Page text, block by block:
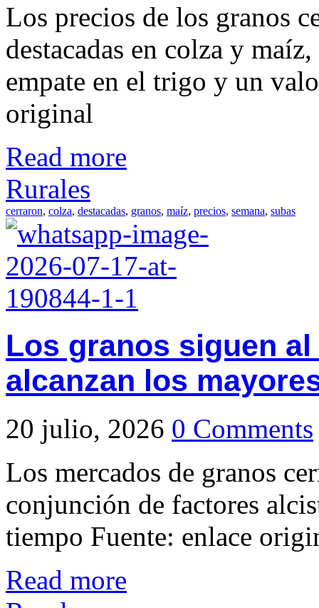
Los precios de los granos
destacadas en colza y
empate en el trigo y un
original
Read more
Rurales
cerraron, colza, destacadas, granos, maíz, precios, semana, subas
Los granos siguen
alcanzan los
20 julio, 2026 0 Comments
Los mercados de granos
conjunción de factores
tiempo Fuente: enlace
Read more